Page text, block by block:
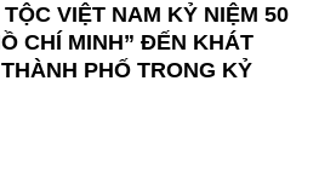
VIỆT NAM KỶ NIỆM 50
CHÍ MINH” ĐẾN KHÁT
PHỐ TRONG KỶ